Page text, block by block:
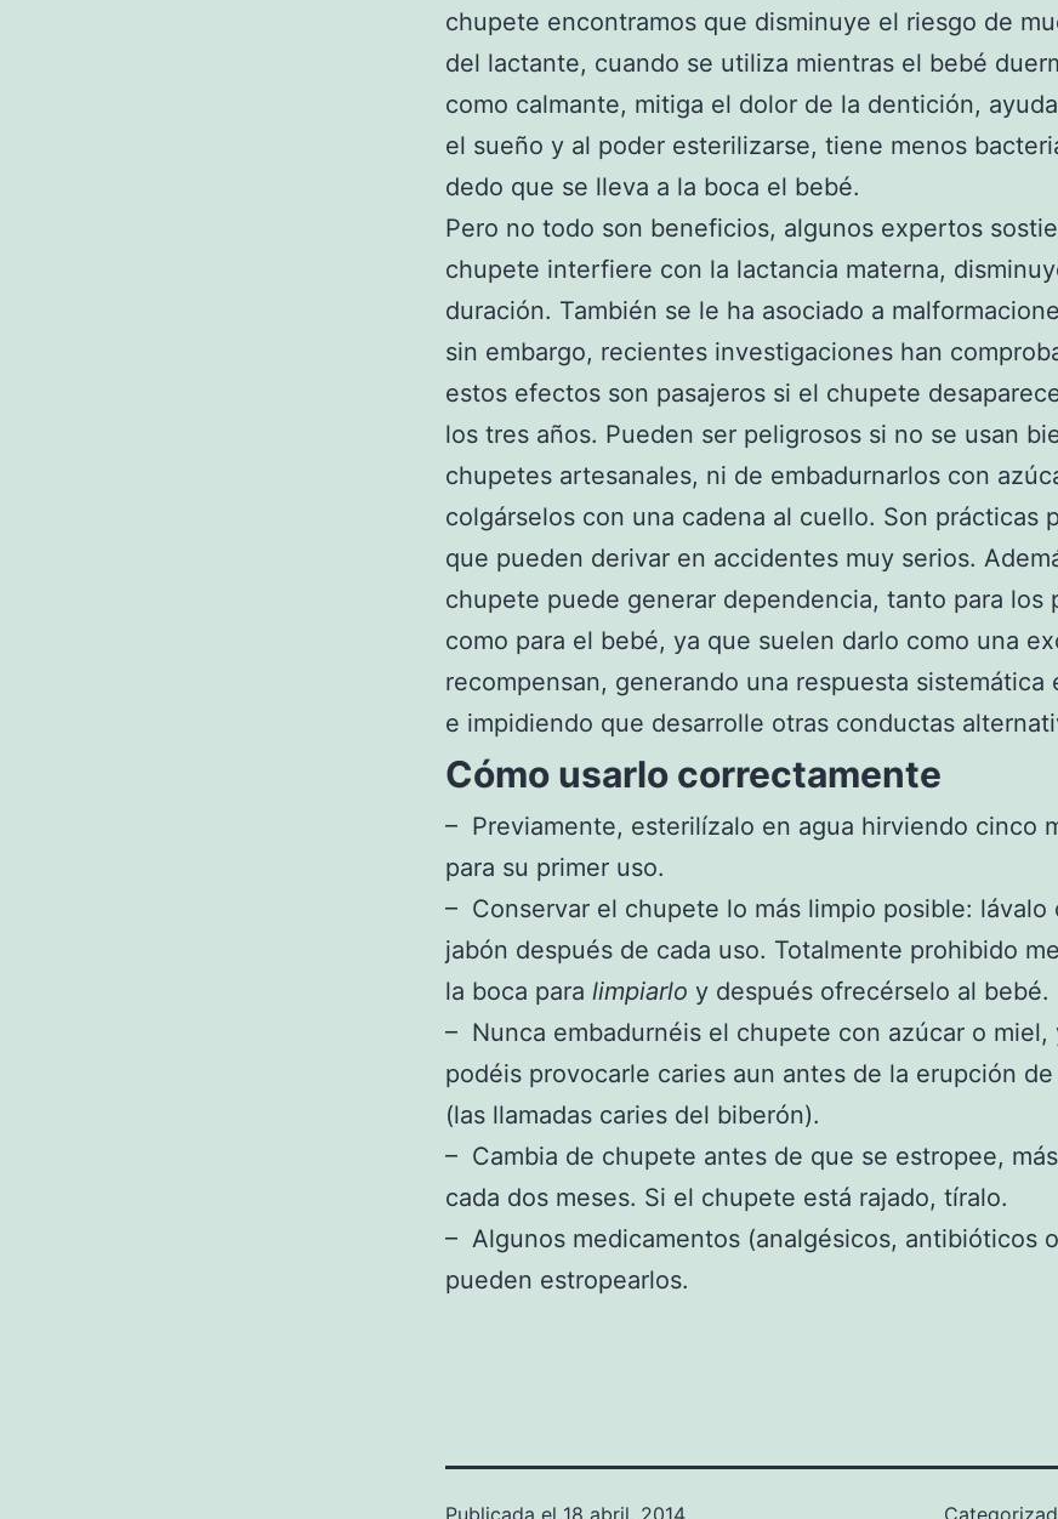
chupete encontramos que disminuye el riesgo de
del lactante, cuando se utiliza mientras el bebé
como calmante, mitiga el dolor de la dentición,
el sueño y al poder esterilizarse, tiene menos
dedo que se lleva a la boca el bebé.
Pero no todo son beneficios, algunos expertos
chupete interfiere con la lactancia materna,
duración. También se le ha asociado a
sin embargo, recientes investigaciones han
estos efectos son pasajeros si el chupete
los tres años. Pueden ser peligrosos si no se usan
chupetes artesanales, ni de embadurnarlos con
colgárselos con una cadena al cuello. Son prácticas
que pueden derivar en accidentes muy serios.
chupete puede generar dependencia, tanto para los
como para el bebé, ya que suelen darlo como una
recompensan, generando una respuesta sistemática
e impidiendo que desarrolle otras conductas
Cómo usarlo correctamente
– Previamente, esterilízalo en agua hirviendo cinco
para su primer uso.
– Conservar el chupete lo más limpio posible: lávalo
jabón después de cada uso. Totalmente prohibido
la boca para limpiarlo y después ofrecérselo al bebé.
– Nunca embadurnéis el chupete con azúcar o miel,
podéis provocarle caries aun antes de la erupción
(las llamadas caries del biberón).
– Cambia de chupete antes de que se estropee,
cada dos meses. Si el chupete está rajado, tíralo.
– Algunos medicamentos (analgésicos, antibióticos
pueden estropearlos.
Publicada el 18 abril, 2014